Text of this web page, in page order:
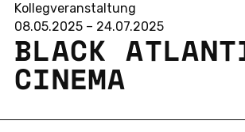
Kollegveranstaltung
08.05.2025 – 24.07.2025
BLACK
CINEMA